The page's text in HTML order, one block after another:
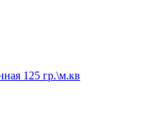
125 гр.\м.кв